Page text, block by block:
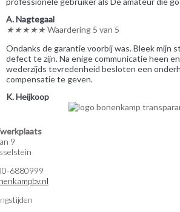
A. Nagtegaal
★★★★★Waardering 5 van 5
Ondanks de garantie voorbij was. Bleek mijn
defect te zijn. Na enige communicatie heen
wederzijds tevredenheid besloten een
compensatie te geven.
K. Heijkoop
9
6880999